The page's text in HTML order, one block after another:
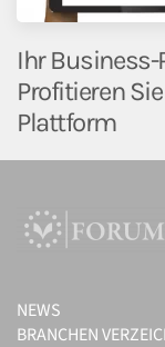
Ihr Business-
Profitieren
Plattform
NEWS
BRANCHEN